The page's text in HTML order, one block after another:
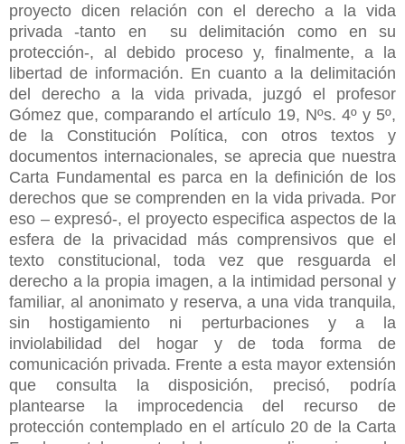
proyecto dicen relación con el derecho a la vida
privada -tanto en su delimitación como en su
protección-, al debido proceso y, finalmente, a la
libertad de información. En cuanto a la delimitación
del derecho a la vida privada, juzgó el profesor
Gómez que, comparando el artículo 19, Nºs. 4º y 5º,
de la Constitución Política, con otros textos y
documentos internacionales, se aprecia que nuestra
Carta Fundamental es parca en la definición de los
derechos que se comprenden en la vida privada. Por
eso – expresó-, el proyecto especifica aspectos de la
esfera de la privacidad más comprensivos que el
texto constitucional, toda vez que resguarda el
derecho a la propia imagen, a la intimidad personal y
familiar, al anonimato y reserva, a una vida tranquila,
sin hostigamiento ni perturbaciones y a la
inviolabilidad del hogar y de toda forma de
comunicación privada. Frente a esta mayor extensión
que consulta la disposición, precisó, podría
plantearse la improcedencia del recurso de
protección contemplado en el artículo 20 de la Carta